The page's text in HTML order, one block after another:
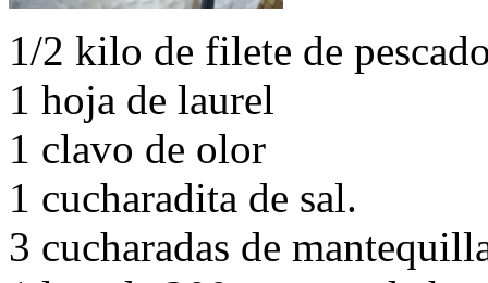
1/2 kilo de filete de
1 hoja de laurel
1 clavo de olor
1 cucharadita de sal.
3 cucharadas de